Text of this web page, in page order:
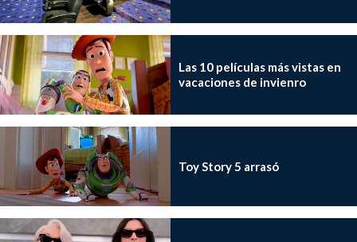
Las 10 películas más vistas en
vacaciones de invienro
Toy Story 5 arrasó